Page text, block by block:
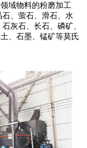
域物料的粉磨加工
石、萤石、滑石、水
灰石、长石、磷矿、
、石墨、锰矿等莫氏